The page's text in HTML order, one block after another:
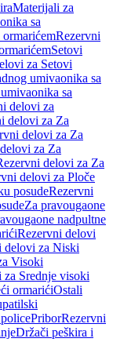
Materijali za
sa
Rezervni
Setovi
za Setovi
umivaonika sa
sa
delovi za
delovi za Za
delovi za Za
za Za
delovi za Za
delovi za Ploče
posudeRezervni
Za pravougaone
nadpultne
Rezervni delovi
delovi za Niski
Visoki
Srednje visoki
ormarićiOstali
PriborRezervni
Držači peškira i